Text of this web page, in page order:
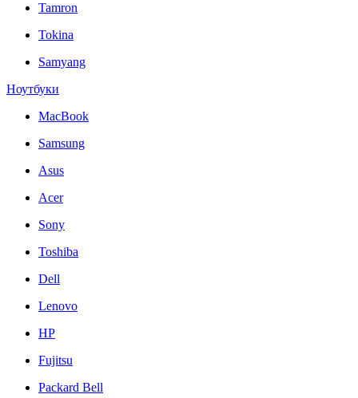
Tamron
Tokina
Samyang
Ноутбуки
MacBook
Samsung
Asus
Acer
Sony
Toshiba
Dell
Lenovo
HP
Fujitsu
Packard Bell